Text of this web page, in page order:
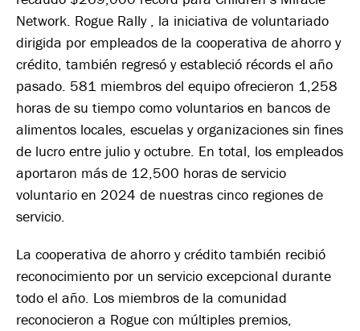
Network. Rogue Rally , la iniciativa de voluntariado
dirigida por empleados de la cooperativa de ahorro y
crédito, también regresó y estableció récords el año
pasado. 581 miembros del equipo ofrecieron 1,258
horas de su tiempo como voluntarios en bancos de
alimentos locales, escuelas y organizaciones sin fines
de lucro entre julio y octubre. En total, los empleados
aportaron más de 12,500 horas de servicio
voluntario en 2024 de nuestras cinco regiones de
servicio.
La cooperativa de ahorro y crédito también recibió
reconocimiento por un servicio excepcional durante
todo el año. Los miembros de la comunidad
reconocieron a Rogue con múltiples premios,